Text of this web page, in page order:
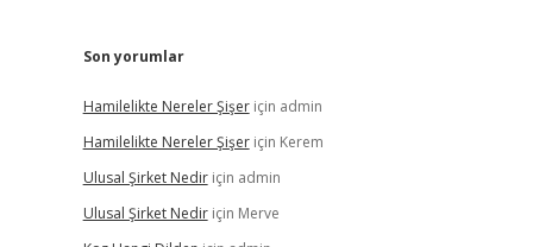
Son yorumlar
Hamilelikte Nereler Şişeriçin admin
Hamilelikte Nereler Şişeriçin Kerem
Ulusal Şirket Nediriçin admin
Ulusal Şirket Nediriçin Merve